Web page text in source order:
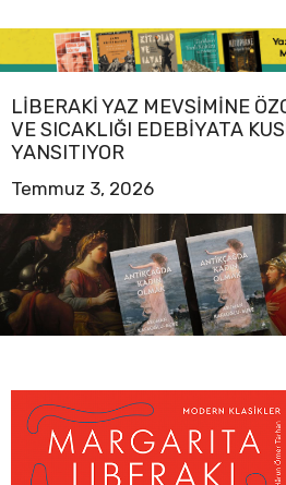
LIBERAKI YAZ MEVSIMINE
VE SICAKLIĞI EDEBIYATA
YANSITIYOR
Temmuz 3, 2026